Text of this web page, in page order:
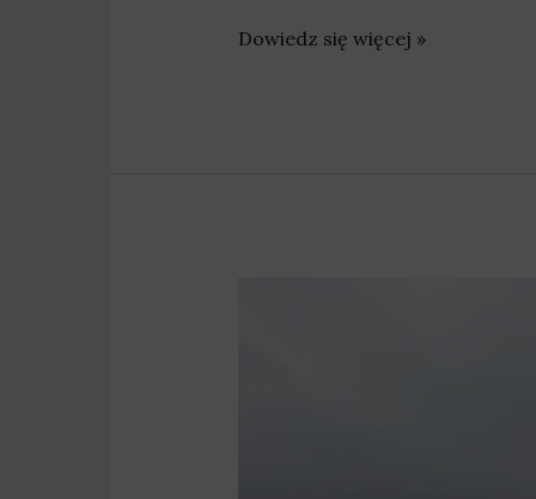
Dowiedz się więcej »